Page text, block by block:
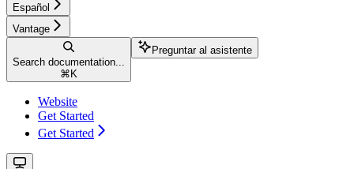
Español
Vantage
Search documentation...
⌘ K
Preguntar al asistente
Website
Get Started
Get Started